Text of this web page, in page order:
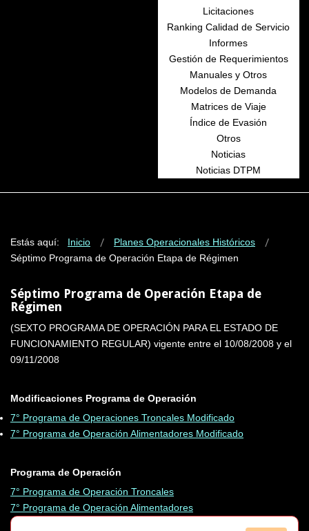
Licitaciones
Ranking Calidad de Servicio
Informes
Gestión de Requerimientos
Manuales y Otros
Modelos de Demanda
Matrices de Viaje
Índice de Evasión
Otros
Noticias
Noticias DTPM
Estás aquí: Inicio
Planes Operacionales Históricos
Séptimo Programa de Operación Etapa de Régimen
Séptimo Programa de Operación Etapa de
Régimen
(SEXTO PROGRAMA DE OPERACIÓN PARA EL ESTADO DE
FUNCIONAMIENTO REGULAR) vigente entre el 10/08/2008 y el
09/11/2008
Modificaciones Programa de Operación
7° Programa de Operaciones Troncales Modificado
7° Programa de Operación Alimentadores Modificado
Programa de Operación
7° Programa de Operación Troncales
7° Programa de Operación Alimentadores